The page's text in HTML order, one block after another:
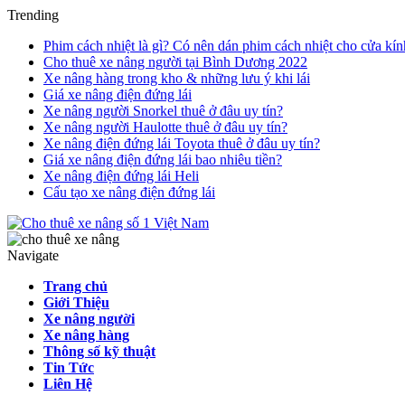
Trending
Phim cách nhiệt là gì? Có nên dán phim cách nhiệt cho cửa
Cho thuê xe nâng người tại Bình Dương 2022
Xe nâng hàng trong kho & những lưu ý khi lái
Giá xe nâng điện đứng lái
Xe nâng người Snorkel thuê ở đâu uy tín?
Xe nâng người Haulotte thuê ở đâu uy tín?
Xe nâng điện đứng lái Toyota thuê ở đâu uy tín?
Giá xe nâng điện đứng lái bao nhiêu tiền?
Xe nâng điện đứng lái Heli
Cấu tạo xe nâng điện đứng lái
Navigate
Trang chủ
Giới Thiệu
Xe nâng người
Xe nâng hàng
Thông số kỹ thuật
Tin Tức
Liên Hệ